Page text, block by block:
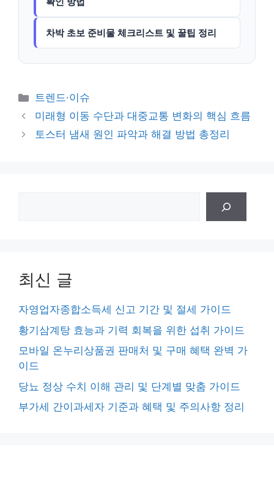
차박 초보 준비물 체크리스트 및 꿀팁 정리
카
테
리
트렌드·이슈
미래형 이동 수단과 대중교통 변화의 핵심 흐름
토스터 냄새 원인 파악과 해결 방법 총정리
최신 글
자영업자종합소득세 신고 기간 및 절세 가이드
황기삼계탕 효능과 기력 회복을 위한 섭취 가이드
모바일 온누리상품권 판매처 및 구매 혜택 완벽 가
이드
당뇨 정상 수치 이해 관리 및 단계별 맞춤 가이드
부가세 간이과세자 기준과 혜택 및 주의사항 정리